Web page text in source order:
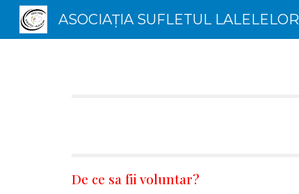
ASOCIAȚIA SUFLETUL LALELELOR
De ce sa fii voluntar?